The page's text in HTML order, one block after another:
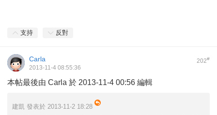
支持 反對
202#
Carla
2013-11-4 08:55:36
本帖最後由 Carla 於 2013-11-4 00:56 編輯
建凱 發表於 2013-11-2 18:28